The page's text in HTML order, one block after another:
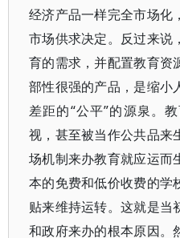
经济产品一样完全市场化
市场供求决定。反过来说
育的需求，并配置教育资
部性很强的产品，是缩小
差距的“公平”的源泉。
视，甚至被当作公共品来
场机制来办教育就应运而
本的免费和低价收费的学
贴来维持运转。这就是当
和政府来办的根本原因。